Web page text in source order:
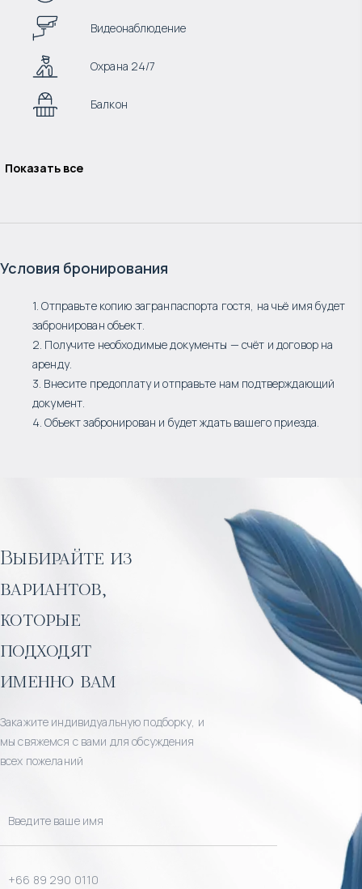
Видеонаблюдение
Охрана 24/7
Балкон
Показать все
Условия бронирования
1. Отправьте копию загранпаспорта гостя, на чьё имя будет
забронирован объект.
2. Получите необходимые документы — счёт и договор на
аренду.
3. Внесите предоплату и отправьте нам подтверждающий
документ.
4. Объект забронирован и будет ждать вашего приезда.
Выбирайте из
вариантов,
которые
подходят
именно вам
Закажите индивидуальную подборку, и
мы свяжемся с вами для обсуждения
всех пожеланий